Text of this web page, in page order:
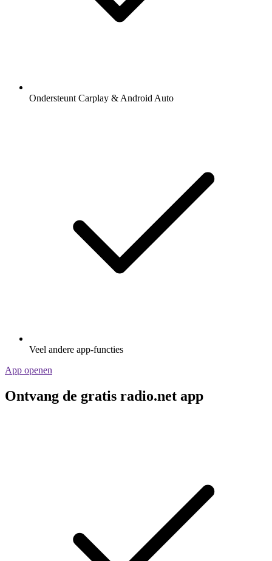
Ondersteunt Carplay & Android Auto
Veel andere app-functies
App openen
Ontvang de gratis radio.net app